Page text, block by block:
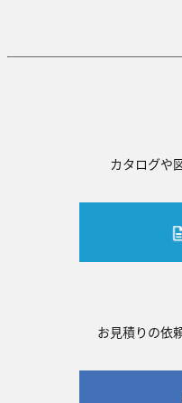
カタログや
お見積りの依